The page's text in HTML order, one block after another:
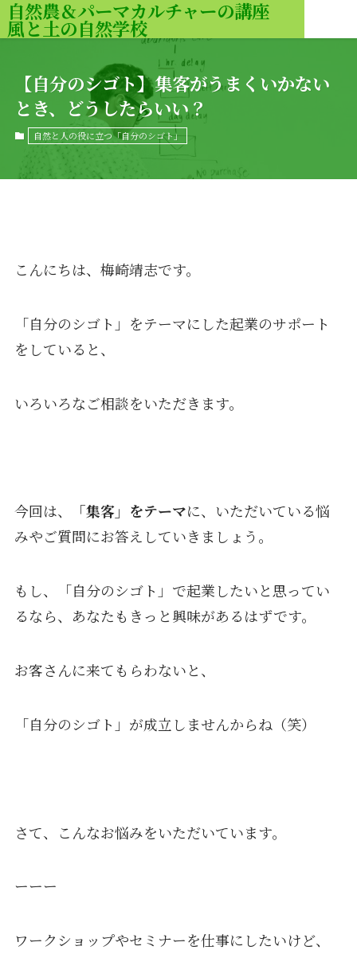
自然農＆パーマカルチャーの講座
風と土の自然学校
【自分のシゴト】集客がうまくいかない
とき、どうしたらいい？
自然と人の役に立つ「自分のシゴト」
こんにちは、梅崎靖志です。
「自分のシゴト」をテーマにした起業のサポート
をしていると、
いろいろなご相談をいただきます。
今回は、 「集客」をテーマに、いただいている悩
みやご質問にお答えしていきましょう。
もし、「自分のシゴト」で起業したいと思ってい
るなら、あなたもきっと興味があるはずです。
お客さんに来てもらわないと、
「自分のシゴト」が成立しませんからね（笑）
さて、こんなお悩みをいただいています。
ーーー
ワークショップやセミナーを仕事にしたいけど、